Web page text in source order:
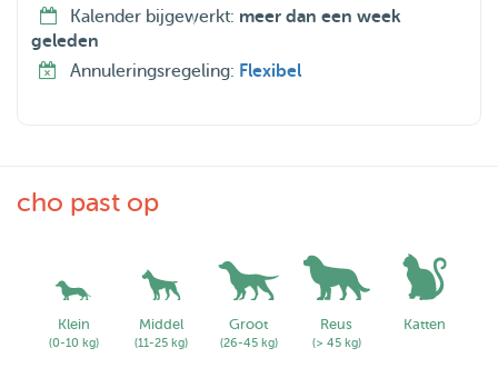
something I genuinely enjoy and find grounding 🐾
and your furry friend 😊
Kalender bijgewerkt: meer dan een week
geleden
Annuleringsregeling: Flexibel
cho past op
Klein
(0-10 kg)
Middel
(11-25 kg)
Groot
(26-45 kg)
Reus
(> 45 kg)
Katten